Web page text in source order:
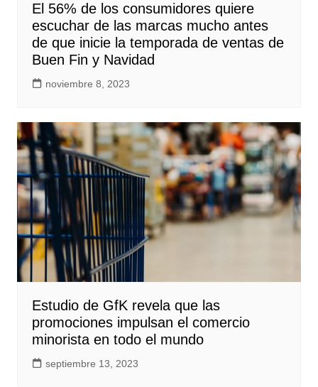
El 56% de los consumidores quiere
escuchar de las marcas mucho antes
de que inicie la temporada de ventas de
Buen Fin y Navidad
noviembre 8, 2023
Estudio de GfK revela que las
promociones impulsan el comercio
minorista en todo el mundo
septiembre 13, 2023